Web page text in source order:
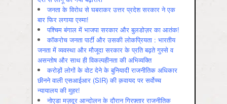
जनता के विरोध से घबराकर उत्तर प्रदेश सरकार ने एक
बार फिर लगाया एस्मा!
पश्चिम बंगाल में भाजपा सरकार और बुलडोज़र का आतंक!
कॉकरोच जनता पार्टी और उसकी लोकप्रियता : भारतीय
जनता में व्‍यवस्‍था और मौजूदा सरकार के प्रति बढ़ते गुस्‍से व
असन्‍तोष और साथ ही विकल्‍पहीनता की अभिव्‍यक्ति
करोड़ों लोगों के वोट देने के बुनियादी राजनीतिक अधिकार
छीनने वाली एसआईआर (SIR) की क़वायद पर सर्वोच्च
न्यायालय की मुहर!
नोएडा मज़दूर आन्दोलन के दौरान गिरफ़्तार राजनीतिक